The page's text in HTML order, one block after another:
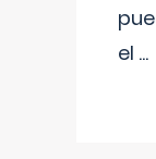
el ...